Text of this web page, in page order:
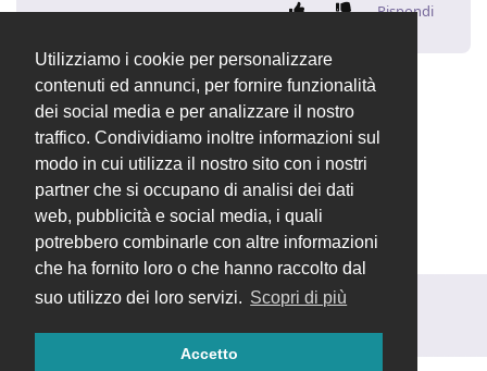
Utilizziamo i cookie per personalizzare
contenuti ed annunci, per fornire funzionalità
dei social media e per analizzare il nostro
traffico. Condividiamo inoltre informazioni sul
modo in cui utilizza il nostro sito con i nostri
partner che si occupano di analisi dei dati
web, pubblicità e social media, i quali
potrebbero combinarle con altre informazioni
che ha fornito loro o che hanno raccolto dal
suo utilizzo dei loro servizi. Scopri di più
Accetto
Rispondi
Valentinaha cambiato il titolo in[RISOLTO]
Modifica riga in DDT
27 giu 2023
Valentinaha chiuso la discussione
Rispondi alla discussione...